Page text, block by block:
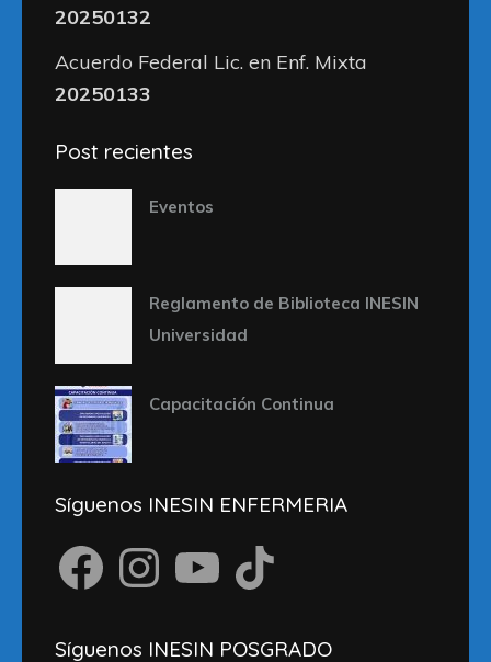
20250132
Acuerdo Federal Lic. en Enf. Mixta
20250133
Post recientes
Eventos
Reglamento de Biblioteca INESIN
Universidad
Capacitación Continua
Síguenos INESIN ENFERMERIA
FacebookInstagramYouTube TikTok
Síguenos INESIN POSGRADO